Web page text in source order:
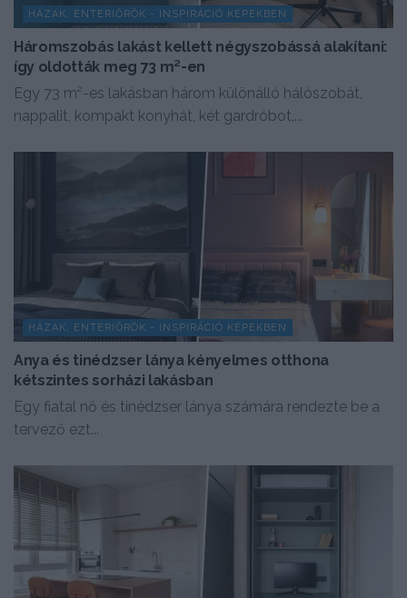
HÁZAK, ENTERIŐRÖK - INSPIRÁCIÓ KÉPEKBEN
Háromszobás lakást kellett négyszobássá alakítani:
így oldották meg 73 m²-en
Egy 73 m²-es lakásban három különálló hálószobát,
nappalit, kompakt konyhát, két gardróbot,...
HÁZAK, ENTERIŐRÖK - INSPIRÁCIÓ KÉPEKBEN
Anya és tinédzser lánya kényelmes otthona
kétszintes sorházi lakásban
Egy fiatal nő és tinédzser lánya számára rendezte be a
tervező ezt...